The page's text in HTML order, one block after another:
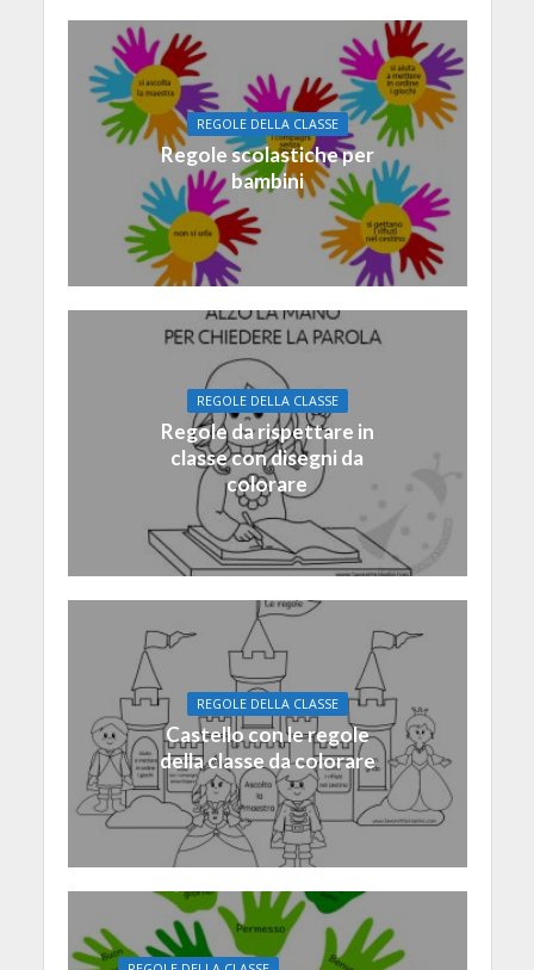
REGOLE DELLA CLASSE
Regole scolastiche per
bambini
REGOLE DELLA CLASSE
Regole da rispettare in
classe con disegni da
colorare
REGOLE DELLA CLASSE
Castello con le regole
della classe da colorare